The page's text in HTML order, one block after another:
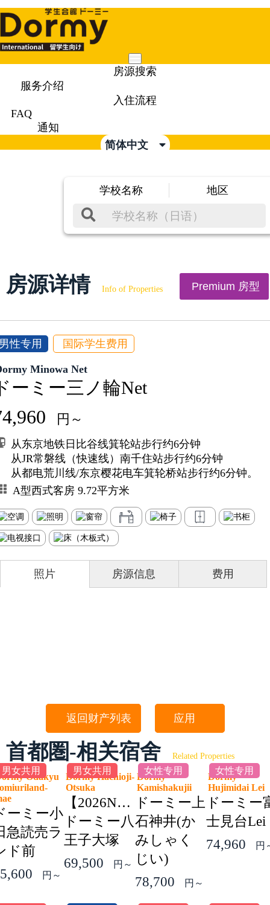
Mobile
Menu
房源搜索
服务介绍
入住流程
FAQ
通知
简体中文
学校名称 地区
房源详情 Info of Properties Premium 房型
性专用 国际学生费用
Minowa Net
ーミー三ノ輪Net
円～
从东京地铁日比谷线箕轮站步行约6分钟
从JR常磐线（快速线）南千住站步行约6分钟
从都电荒川线/东京樱花电车箕轮桥站步行约6分钟。
A型西式客房 9.72平方米
照片 房源信息 费用
返回财产列表 应用
首都圏-相关宿舍 Related Properties
男女共用
Odakyu
ーミー小
急読売ラ
ド前
円～
男女共用
Dormy Hachioji-
Otsuka
【2026NEW】
ドーミー八
王子大塚
69,500
円～
女性专用
Dormy
Kamishakujii
ドーミー上
石神井(か
みしゃく
じい)
78,700
円～
女性专用
Dormy
Hujimidai
ドーミー
士見台Lei
74,960
円